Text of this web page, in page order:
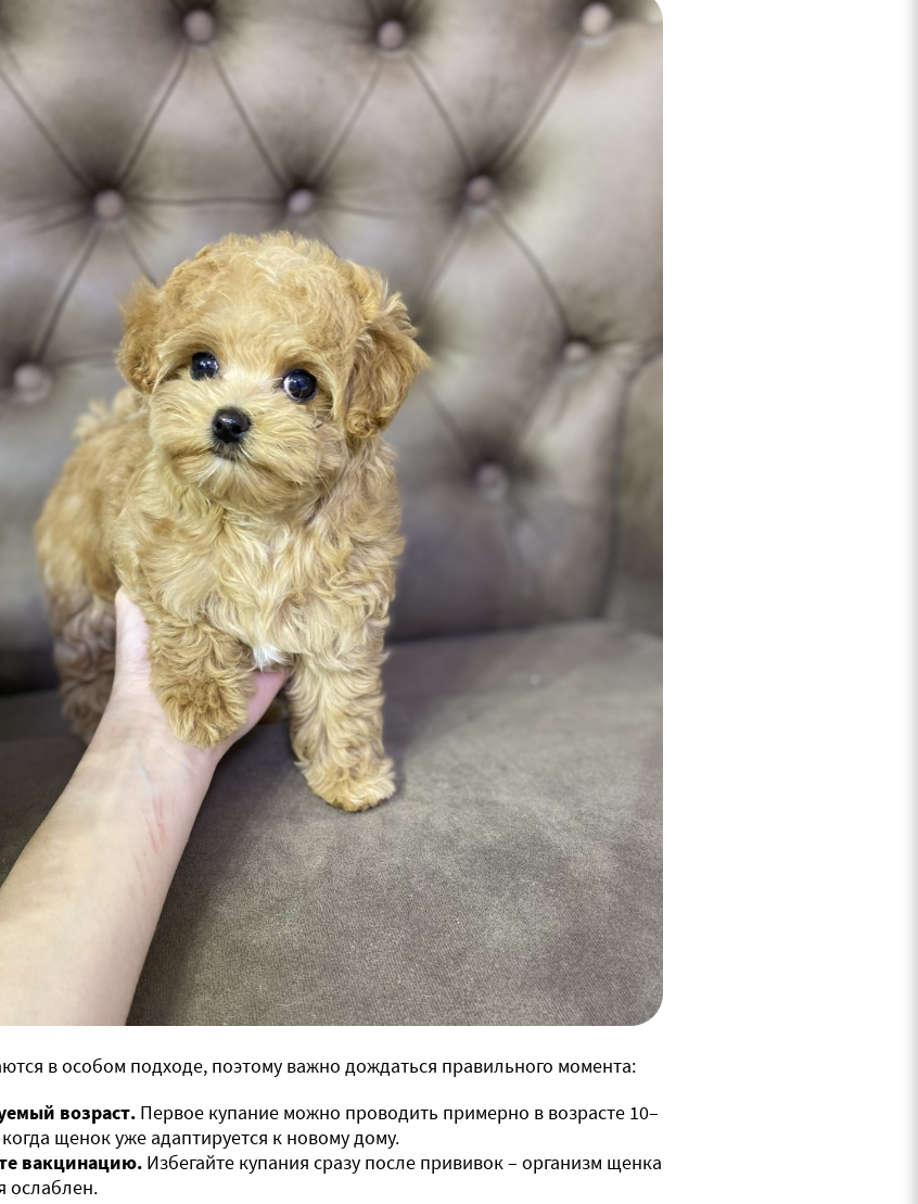
в особом подходе, поэтому важно дождаться правильного момента:
возраст. Первое купание можно проводить примерно в возрасте 10–
щенок уже адаптируется к новому дому.
вакцинацию. Избегайте купания сразу после прививок – организм щенка
ослаблен.